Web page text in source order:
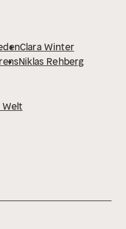
Clara Winter
Niklas Rehberg
Welt